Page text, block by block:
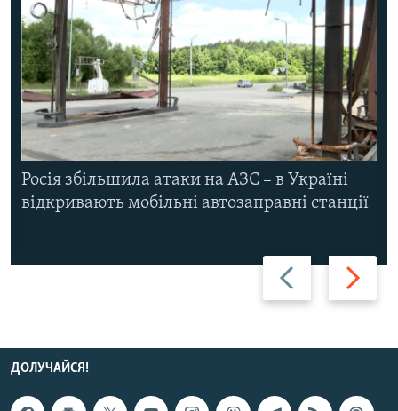
Назад Вперед
Росія збільшила атаки на АЗС – в Україні
відкривають мобільні автозаправні станції
ДОЛУЧАЙСЯ!